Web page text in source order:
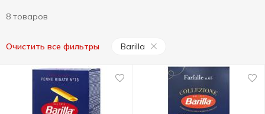
8 товаров
Очистить все фильтры Barilla